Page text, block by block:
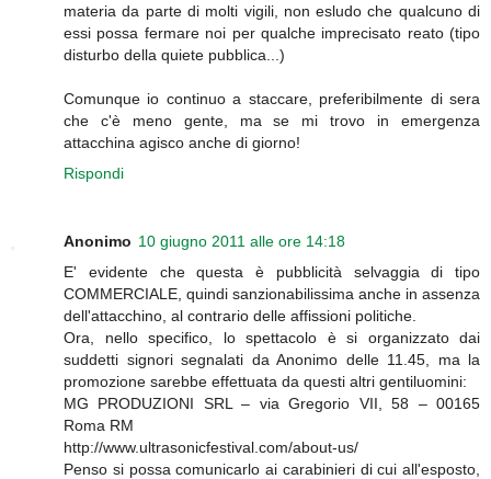
materia da parte di molti vigili, non esludo che qualcuno di
essi possa fermare noi per qualche imprecisato reato (tipo
disturbo della quiete pubblica...)
Comunque io continuo a staccare, preferibilmente di sera
che c'è meno gente, ma se mi trovo in emergenza
attacchina agisco anche di giorno!
Rispondi
Anonimo 10 giugno 2011 alle ore 14:18
E' evidente che questa è pubblicità selvaggia di tipo
COMMERCIALE, quindi sanzionabilissima anche in assenza
dell'attacchino, al contrario delle affissioni politiche.
Ora, nello specifico, lo spettacolo è si organizzato dai
suddetti signori segnalati da Anonimo delle 11.45, ma la
promozione sarebbe effettuata da questi altri gentiluomini:
MG PRODUZIONI SRL – via Gregorio VII, 58 – 00165
Roma RM
http://www.ultrasonicfestival.com/about-us/
Penso si possa comunicarlo ai carabinieri di cui all'esposto,